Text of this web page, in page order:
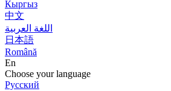
Кыргыз
中文
اللغة العربية
日本語
Română
En
Choose your language
Русский